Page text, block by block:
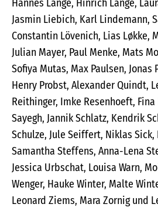
Hannes Lange, Hinrich Lange,
Jasmin Liebich, Karl Lindemann,
Constantin Lövenich, Lias Løkke,
Julian Mayer, Paul Menke, Mats
Sofiya Mutas, Max Paulsen, Jonas
Henry Probst, Alexander Quindt,
Reithinger, Imke Resenhoeft,
Sayegh, Jannik Schlatz, Kendrik
Schulze, Jule Seiffert, Niklas Sick,
Samantha Steffens, Anna-Lena
Jessica Urbschat, Louisa Warn,
Wenger, Hauke Winter, Malte
Leonard Ziems, Mara Zornig und